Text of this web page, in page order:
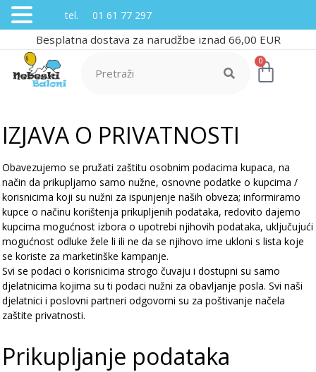
Besplatna dostava za narudžbe iznad 66,00 EUR
0
IZJAVA O PRIVATNOSTI
Obavezujemo se pružati zaštitu osobnim podacima kupaca, na
način da prikupljamo samo nužne, osnovne podatke o kupcima /
korisnicima koji su nužni za ispunjenje naših obveza; informiramo
kupce o načinu korištenja prikupljenih podataka, redovito dajemo
kupcima mogućnost izbora o upotrebi njihovih podataka, uključujući
mogućnost odluke žele li ili ne da se njihovo ime ukloni s lista koje
se koriste za marketinške kampanje.
Svi se podaci o korisnicima strogo čuvaju i dostupni su samo
djelatnicima kojima su ti podaci nužni za obavljanje posla. Svi naši
djelatnici i poslovni partneri odgovorni su za poštivanje načela
zaštite privatnosti.
Prikupljanje podataka
tel. 01 61 77 297